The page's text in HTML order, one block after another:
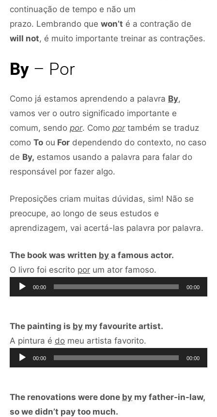
continuação de tempo e não um
prazo. Lembrando que won’t é a contração de
will not, é muito importante treinar as contrações.
By – Por
Como já estamos aprendendo a palavra By,
vamos ver o outro significado importante e
comum, sendo por. Como portambém se traduz
como To ou For dependendo do contexto, no caso
de By, estamos usando a palavra para falar do
responsável por fazer algo.
Preposições criam muitas dúvidas, sim! Não se
preocupe, ao longo de seus estudos e
aprendizagem, vai acertá-las palavra por palavra.
The book was written by a famous actor.
O livro foi escrito por um ator famoso.
de
áudio
00:00 00:00
The painting is by my favourite artist.
A pintura é do meu artista favorito.
de
áudio
00:00 00:00
The renovations were done by my father-in-law,
so we didn’t pay too much.